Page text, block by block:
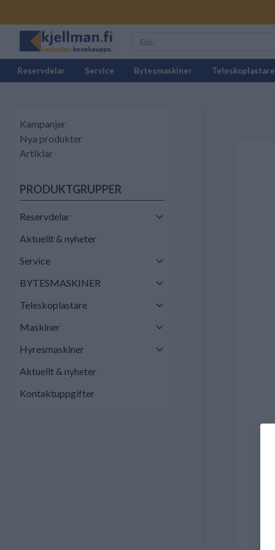
Reservdelar Service Bytesmaskiner Teleskoplastare
Kampanjer
Nya produkter
Artiklar
PRODUKTGRUPPER
Reservdelar
Aktuellt & nyheter
Service
BYTESMASKINER
Teleskoplastare
Maskiner
Hyresmaskiner
Aktuellt & nyheter
Kontaktuppgifter